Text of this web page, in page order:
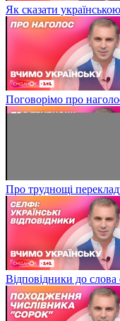
Як сказати
Поговорімо про
Про труднощі
Відповідники до